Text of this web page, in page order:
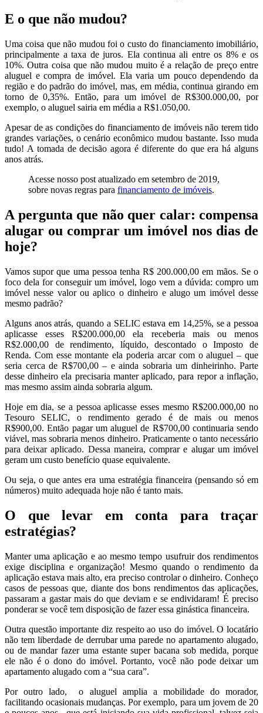
E o que não mudou?
Uma coisa que não mudou foi o custo do financiamento imobiliário,
principalmente a taxa de juros. Ela continua ali entre os 8% e os
10%. Outra coisa que não mudou muito é a relação de preço entre
aluguel e compra de imóvel. Ela varia um pouco dependendo da
região e do padrão do imóvel, mas, em média, continua girando em
torno de 0,35%. Então, para um imóvel de R$300.000,00, por
exemplo, o aluguel sairia em média a R$1.050,00.
Apesar de as condições do financiamento de imóveis não terem tido
grandes variações, o cenário econômico mudou bastante. Isso muda
tudo! A tomada de decisão agora é diferente do que era há alguns
anos atrás.
Acesse nosso post atualizado em setembro de 2019,
sobre novas regras para financiamento de imóveis.
A pergunta que não quer calar: compensa
alugar ou comprar um imóvel nos dias de
hoje?
Vamos supor que uma pessoa tenha R$ 200.000,00 em mãos. Se o
foco dela for conseguir um imóvel, logo vem a dúvida: compro um
imóvel nesse valor ou aplico o dinheiro e alugo um imóvel desse
mesmo padrão?
Alguns anos atrás, quando a SELIC estava em 14,25%, se a pessoa
aplicasse esses R$200.000,00 ela receberia mais ou menos
R$2.000,00 de rendimento, líquido, descontado o Imposto de
Renda. Com esse montante ela poderia arcar com o aluguel – que
seria cerca de R$700,00 – e ainda sobraria um dinheirinho. Parte
desse dinheiro ela precisaria manter aplicado, para repor a inflação,
mas mesmo assim ainda sobraria algum.
Hoje em dia, se a pessoa aplicasse esses mesmo R$200.000,00 no
Tesouro SELIC, o rendimento gerado é de mais ou menos
R$900,00. Então pagar um aluguel de R$700,00 continuaria sendo
viável, mas sobraria menos dinheiro. Praticamente o tanto necessário
para deixar aplicado. Dessa maneira, comprar e alugar um imóvel
geram um custo benefício quase equivalente.
Ou seja, o que antes era uma estratégia financeira (pensando só em
números) muito adequada hoje não é tanto mais.
O que levar em conta para traçar
estratégias?
Manter uma aplicação e ao mesmo tempo usufruir dos rendimentos
exige disciplina e organização! Mesmo quando o rendimento da
aplicação estava mais alto, era preciso controlar o dinheiro. Conheço
casos de pessoas que, diante dos bons rendimentos das aplicações,
passaram a gastar mais do que deviam e se endividaram! É preciso
ponderar se você tem disposição de fazer essa ginástica financeira.
Outra questão importante diz respeito ao uso do imóvel. O locatário
não tem liberdade de derrubar uma parede no apartamento alugado,
ou de mandar fazer uma estante super bacana sob medida, porque
ele não é o dono do imóvel. Portanto, você não pode deixar um
apartamento alugado com a “sua cara”.
Por outro lado, o aluguel amplia a mobilidade do morador,
facilitando ocasionais mudanças. Por exemplo, para um jovem de 20